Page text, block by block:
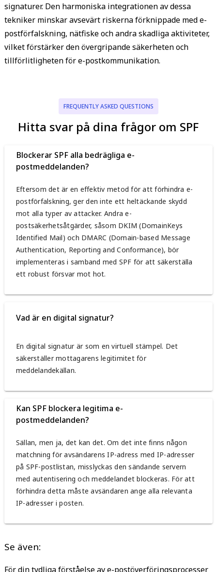
signaturer. Den harmoniska integrationen av dessa
tekniker minskar avsevärt riskerna förknippade med e-
postförfalskning, nätfiske och andra skadliga aktiviteter,
vilket förstärker den övergripande säkerheten och
tillförlitligheten för e-postkommunikation.
FREQUENTLY ASKED QUESTIONS
Hitta svar på dina frågor om SPF
Blockerar SPF alla bedrägliga e-
postmeddelanden?
Eftersom det är en effektiv metod för att förhindra e-
postförfalskning, ger den inte ett heltäckande skydd
mot alla typer av attacker. Andra e-
postsäkerhetsåtgärder, såsom DKIM (DomainKeys
Identified Mail) och DMARC (Domain-based Message
Authentication, Reporting and Conformance), bör
implementeras i samband med SPF för att säkerställa
ett robust försvar mot hot.
Vad är en digital signatur?
En digital signatur är som en virtuell stämpel. Det
säkerställer mottagarens legitimitet för
meddelandekällan.
Kan SPF blockera legitima e-
postmeddelanden?
Sällan, men ja, det kan det. Om det inte finns någon
matchning för avsändarens IP-adress med IP-adresser
på SPF-postlistan, misslyckas den sändande servern
med autentisering och meddelandet blockeras. För att
förhindra detta måste avsändaren ange alla relevanta
IP-adresser i posten.
Se även:
För din tydliga förståelse av e-postöverföringsprocesser